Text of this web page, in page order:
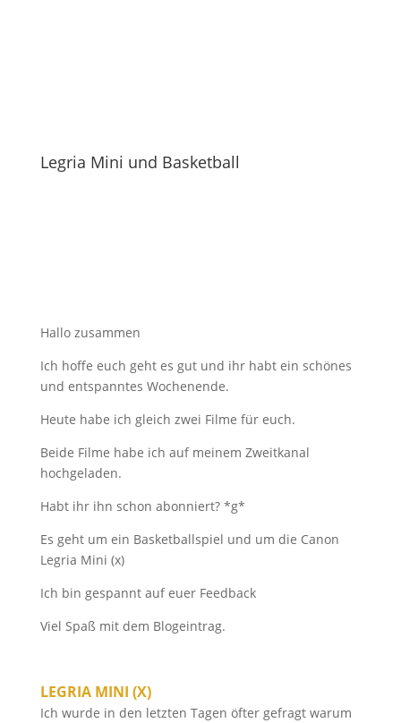
Legria Mini und Basketball
Hallo zusammen
Ich hoffe euch geht es gut und ihr habt ein schönes
und entspanntes Wochenende.
Heute habe ich gleich zwei Filme für euch.
Beide Filme habe ich auf meinem Zweitkanal
hochgeladen.
Habt ihr ihn schon abonniert? *g*
Es geht um ein Basketballspiel und um die Canon
Legria Mini (x)
Ich bin gespannt auf euer Feedback
Viel Spaß mit dem Blogeintrag.
LEGRIA MINI (X)
Ich wurde in den letzten Tagen öfter gefragt warum